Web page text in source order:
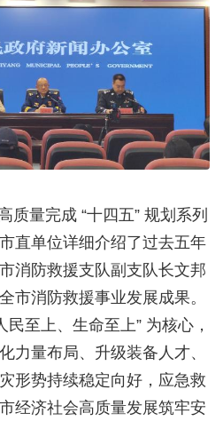
量完成 “十四五” 规划系列
直单位详细介绍了过去五年
消防救援支队副支队长文邦
市消防救援事业发展成果。
至上、生命至上” 为核心，
力量布局、升级装备人才、
形势持续稳定向好，应急救
经济社会高质量发展筑牢安